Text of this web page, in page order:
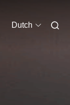
Dutch